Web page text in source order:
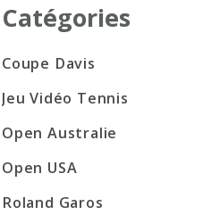
Catégories
Coupe Davis
Jeu Vidéo Tennis
Open Australie
Open USA
Roland Garos